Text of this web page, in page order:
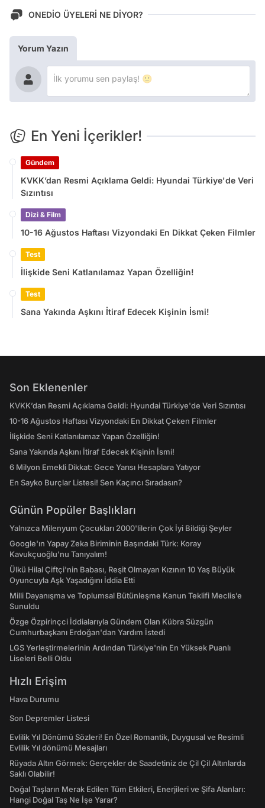
ONEDİO ÜYELERİ NE DİYOR?
Yorum Yazın
En Yeni İçerikler!
Gündem
KVKK’dan Resmi Açıklama Geldi: Hyundai Türkiye'de Veri
Sızıntısı
Dizi & Film
10-16 Ağustos Haftası Vizyondaki En Dikkat Çeken Filmler
Test
İlişkide Seni Katlanılamaz Yapan Özelliğin!
Test
Sana Yakında Aşkını İtiraf Edecek Kişinin İsmi!
Son Eklenenler
KVKK’dan Resmi Açıklama Geldi: Hyundai Türkiye'de Veri Sızıntısı
10-16 Ağustos Haftası Vizyondaki En Dikkat Çeken Filmler
İlişkide Seni Katlanılamaz Yapan Özelliğin!
Sana Yakında Aşkını İtiraf Edecek Kişinin İsmi!
6 Milyon Emekli Dikkat: Gece Yarısı Hesaplara Yatıyor
En Sayko Burçlar Listesi! Sen Kaçıncı Sıradasın?
Günün Popüler Başlıkları
Yalnızca Milenyum Çocukları 2000'lilerin Çok İyi Bildiği Şeyler
Google'ın Yapay Zeka Biriminin Başındaki Türk: Koray
Kavukçuoğlu'nu Tanıyalım!
Ülkü Hilal Çiftçi'nin Babası, Reşit Olmayan Kızının 10 Yaş Büyük
Oyuncuyla Aşk Yaşadığını İddia Etti
Milli Dayanışma ve Toplumsal Bütünleşme Kanun Teklifi Meclis’e
Sunuldu
Özge Özpirinçci İddialarıyla Gündem Olan Kübra Süzgün
Cumhurbaşkanı Erdoğan'dan Yardım İstedi
LGS Yerleştirmelerinin Ardından Türkiye'nin En Yüksek Puanlı
Liseleri Belli Oldu
Hızlı Erişim
Hava Durumu
Son Depremler Listesi
Evlilik Yıl Dönümü Sözleri! En Özel Romantik, Duygusal ve Resimli
Evlilik Yıl dönümü Mesajları
Rüyada Altın Görmek: Gerçekler de Saadetiniz de Çil Çil Altınlarda
Saklı Olabilir!
Doğal Taşların Merak Edilen Tüm Etkileri, Enerjileri ve Şifa Alanları:
Hangi Doğal Taş Ne İşe Yarar?